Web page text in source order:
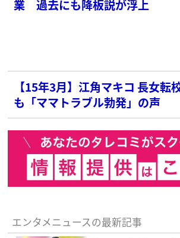
業 過去にも降板説が浮上
【15年3月】江角マキコ 長女転
も「ママトラブル勃発」の声
エンタメニュースの最新記事